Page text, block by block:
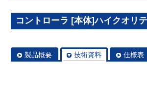
コントローラ [本体]ハイクオリ
製品概要 技術資料 仕様表